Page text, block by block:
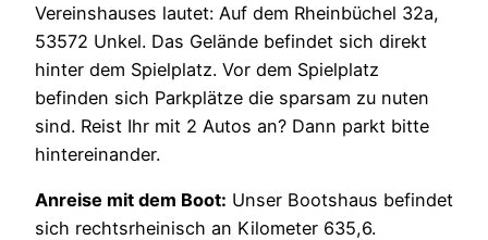
Vereinshauses lautet: Auf dem Rheinbüchel 32a,
53572 Unkel. Das Gelände befindet sich direkt
hinter dem Spielplatz. Vor dem Spielplatz
befinden sich Parkplätze die sparsam zu nuten
sind. Reist Ihr mit 2 Autos an? Dann parkt bitte
hintereinander.
Anreise mit dem Boot: Unser Bootshaus befindet
sich rechtsrheinisch an Kilometer 635,6.